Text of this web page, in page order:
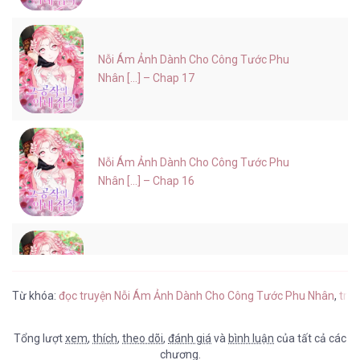
Nỗi Ám Ảnh Dành Cho Công Tước Phu
Nhân [...] – Chap 17
Nỗi Ám Ảnh Dành Cho Công Tước Phu
Nhân [...] – Chap 16
Từ khóa: đọc truyện Nỗi Ám Ảnh Dành Cho Công Tước Phu Nhân,
Tổng lượtxem, thích, theo dõi, đánh giávà bình luận của tất cả các
chương.